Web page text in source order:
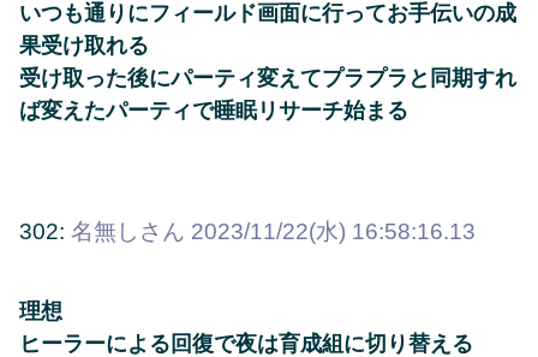
いつも通りにフィールド画面に行ってお手伝いの成
果受け取れる
受け取った後にパーティ変えてプラプラと同期すれ
ば変えたパーティで睡眠リサーチ始まる
302: 名無しさん 2023/11/22(水) 16:58:16.13
理想
ヒーラーによる回復で夜は育成組に切り替える